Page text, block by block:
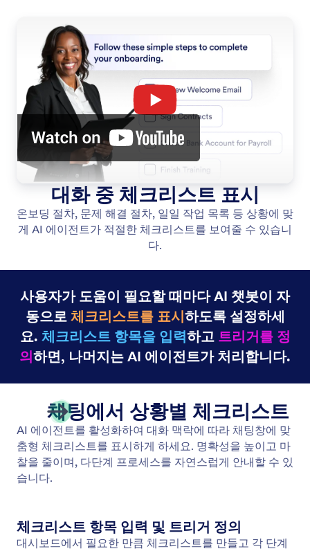
대화 중 체크리스트 표시
온보딩 절차, 문제 해결 절차, 일일 작업 목록 등 상황에 맞
게 AI 에이전트가 적절한 체크리스트를 보여줄 수 있습니
다.
사용자가 도움이 필요할 때마다 AI 챗봇이 자
동으로체크리스트를 표시하도록 설정하세
요. 체크리스트 항목을 입력하고 트리거를 정
의하면, 나머지는 AI 에이전트가 처리합니다.
채팅에서 상황별 체크리스트
AI 에이전트를 활성화하여 대화 맥락에 따라 채팅창에 맞
춤형 체크리스트를 표시하게 하세요. 명확성을 높이고 마
찰을 줄이며, 다단계 프로세스를 자연스럽게 안내할 수 있
습니다.
체크리스트 항목 입력 및 트리거 정의
대시보드에서 필요한 만큼 체크리스트를 만들고 각 단계